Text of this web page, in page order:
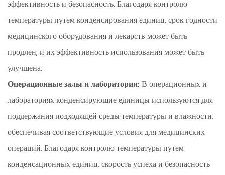
и
испарителя
Проверка
системы
управления
давлением
смазка
и
эффективность и безопасность. Благодаря контролю
температуры путем конденсирования единиц, срок годности
медицинского оборудования и лекарств может быть
продлен, и их эффективность использования может быть
улучшена.
Операционные залы и лаборатории: В операционных и
лабораториях конденсирующие единицы используются для
поддержания подходящей среды температуры и влажности,
обеспечивая соответствующие условия для медицинских
операций. Благодаря контролю температуры путем
конденсационных единиц, скорость успеха и безопасность